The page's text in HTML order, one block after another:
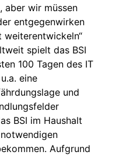
aber wir müssen
entgegenwirken
weiterentwickeln“
spielt das BSI
100 Tagen des IT
eine
und
BSI im Haushalt
Aufgrund